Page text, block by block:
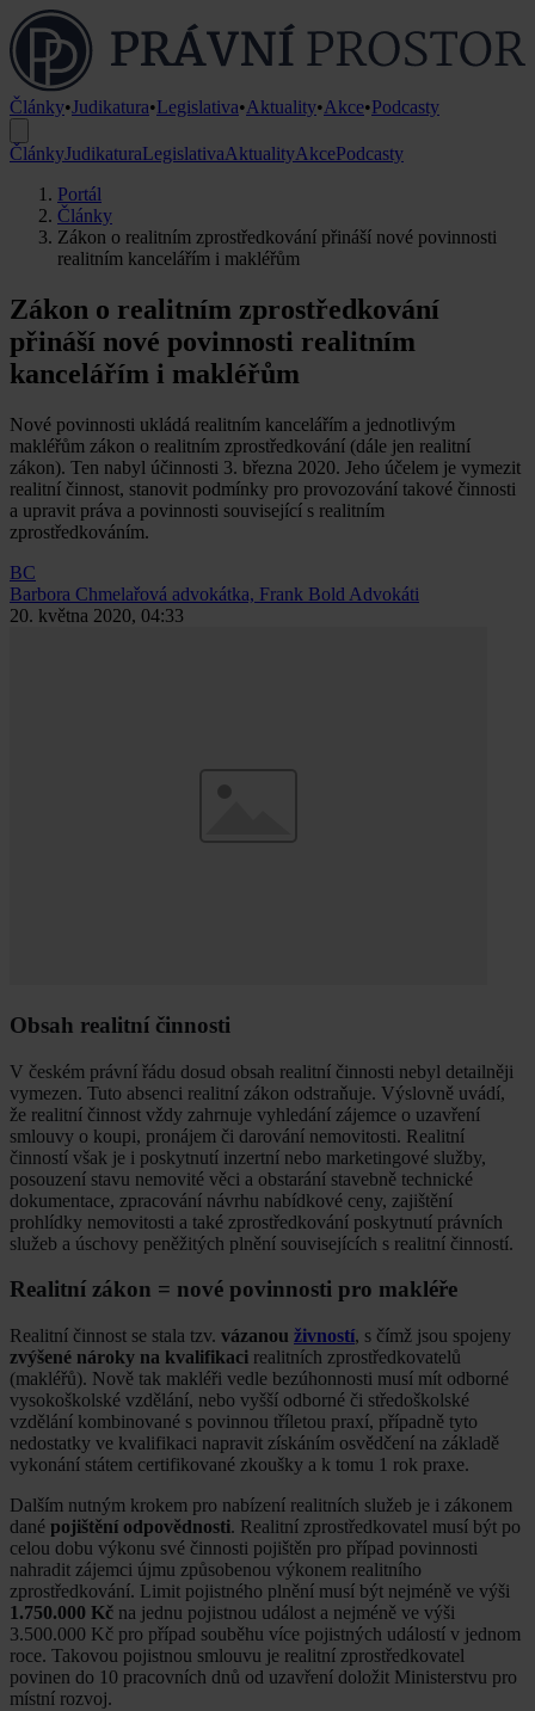
Články•Judikatura•Legislativa•Aktuality•Akce•Podcasty
ČlánkyJudikaturaLegislativaAktualityAkcePodcasty
Portál
Články
Zákon o realitním zprostředkování přináší nové povinnosti
realitním kancelářím i makléřům
Zákon o realitním zprostředkování
přináší nové povinnosti realitním
kancelářím i makléřům
Nové povinnosti ukládá realitním kancelářím a jednotlivým
makléřům zákon o realitním zprostředkování (dále jen realitní
zákon). Ten nabyl účinnosti 3. března 2020. Jeho účelem je vymezit
realitní činnost, stanovit podmínky pro provozování takové činnosti
a upravit práva a povinnosti související s realitním
zprostředkováním.
BC
Barbora Chmelařová advokátka, Frank Bold Advokáti
20. května 2020, 04:33
Obsah realitní činnosti
V českém právní řádu dosud obsah realitní činnosti nebyl detailněji
vymezen. Tuto absenci realitní zákon odstraňuje. Výslovně uvádí,
že realitní činnost vždy zahrnuje vyhledání zájemce o uzavření
smlouvy o koupi, pronájem či darování nemovitosti. Realitní
činností však je i poskytnutí inzertní nebo marketingové služby,
posouzení stavu nemovité věci a obstarání stavebně technické
dokumentace, zpracování návrhu nabídkové ceny, zajištění
prohlídky nemovitosti a také zprostředkování poskytnutí právních
služeb a úschovy peněžitých plnění souvisejících s realitní činností.
Realitní zákon = nové povinnosti pro makléře
Realitní činnost se stala tzv. vázanou živností, s čímž jsou spojeny
zvýšené nároky na kvalifikaci realitních zprostředkovatelů
(makléřů). Nově tak makléři vedle bezúhonnosti musí mít odborné
vysokoškolské vzdělání, nebo vyšší odborné či středoškolské
vzdělání kombinované s povinnou tříletou praxí, případně tyto
nedostatky ve kvalifikaci napravit získáním osvědčení na základě
vykonání státem certifikované zkoušky a k tomu 1 rok praxe.
Dalším nutným krokem pro nabízení realitních služeb je i zákonem
dané pojištění odpovědnosti. Realitní zprostředkovatel musí být po
celou dobu výkonu své činnosti pojištěn pro případ povinnosti
nahradit zájemci újmu způsobenou výkonem realitního
zprostředkování. Limit pojistného plnění musí být nejméně ve výši
1.750.000 Kč na jednu pojistnou událost a nejméně ve výši
3.500.000 Kč pro případ souběhu více pojistných událostí v jednom
roce. Takovou pojistnou smlouvu je realitní zprostředkovatel
povinen do 10 pracovních dnů od uzavření doložit Ministerstvu pro
místní rozvoj.